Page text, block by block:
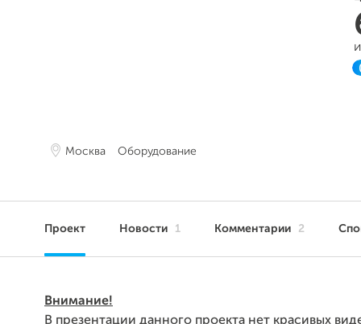
Москва Оборудование
Проект Новости 1 Комментарии 2
Внимание!
В презентации данного проекта нет красивых